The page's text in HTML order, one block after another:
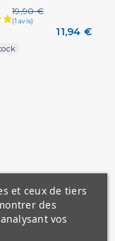
19,90 €
11,94 €
et ceux de tiers
des
vos